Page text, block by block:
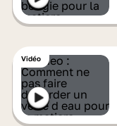
Vidéo